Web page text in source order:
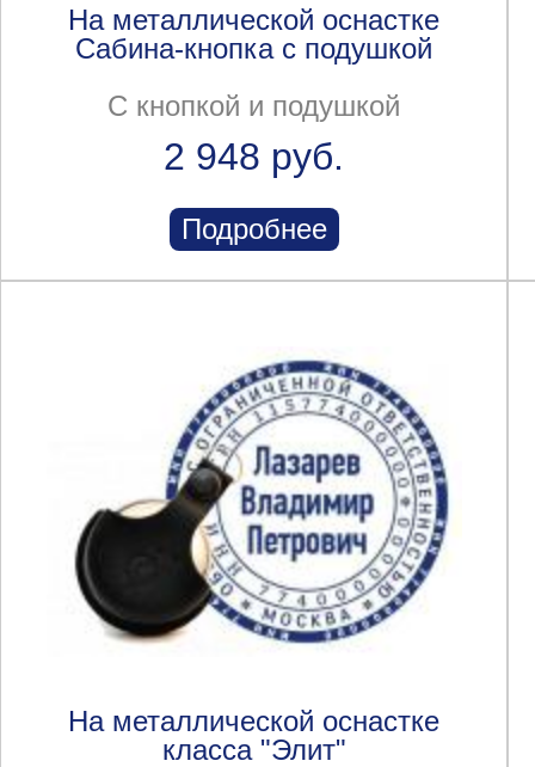
На металлической оснастке
Сабина-кнопка с подушкой
С кнопкой и подушкой
2 948 руб.
Подробнее
На металлической оснастке
класса "Элит"